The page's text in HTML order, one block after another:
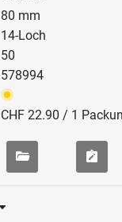
80 mm
14-Loch
50
578994
CHF 22.90 / 1